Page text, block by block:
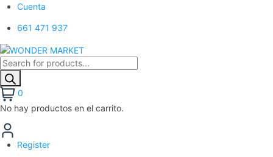
Cuenta
661 471 937
Búsqueda
de
productos
0
No hay productos en el carrito.
Register